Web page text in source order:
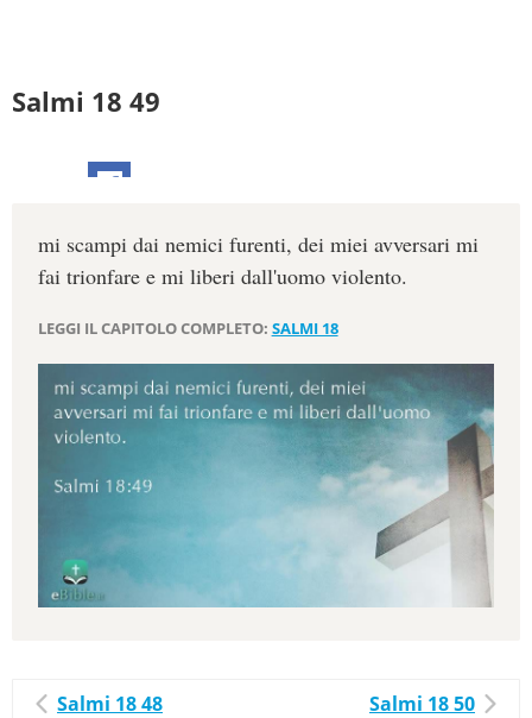
Salmi 18 49
mi scampi dai nemici furenti, dei miei avversari mi
fai trionfare e mi liberi dall'uomo violento.
LEGGI IL CAPITOLO COMPLETO: SALMI 18
Salmi 18 48 Salmi 18 50